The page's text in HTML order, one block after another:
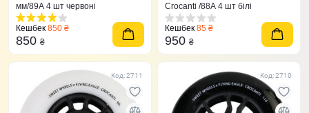
мм/89A 4 шт червоні
Кешбек 850 ₴
850 ₴
Crocanti /88А 4 шт білі
Кешбек 85 ₴
950 ₴
Код: 2711 Код: 2710